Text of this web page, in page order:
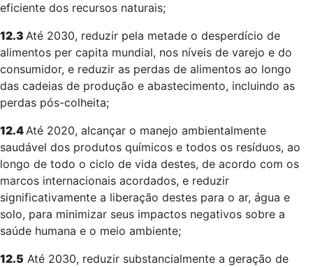
eficiente dos recursos naturais;
12.3 Até 2030, reduzir pela metade o desperdício de
alimentos per capita mundial, nos níveis de varejo e do
consumidor, e reduzir as perdas de alimentos ao longo
das cadeias de produção e abastecimento, incluindo as
perdas pós-colheita;
12.4Até 2020, alcançar o manejo ambientalmente
saudável dos produtos químicos e todos os resíduos, ao
longo de todo o ciclo de vida destes, de acordo com os
marcos internacionais acordados, e reduzir
significativamente a liberação destes para o ar, água e
solo, para minimizar seus impactos negativos sobre a
saúde humana e o meio ambiente;
12.5 Até 2030, reduzir substancialmente a geração de